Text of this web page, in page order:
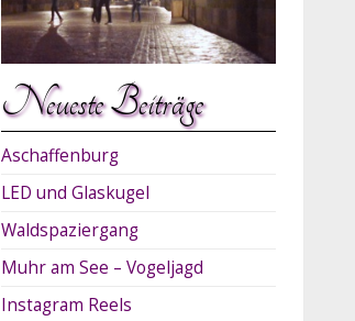
Neueste Beiträge
Aschaffenburg
LED und Glaskugel
Waldspaziergang
Muhr am See – Vogeljagd
Instagram Reels